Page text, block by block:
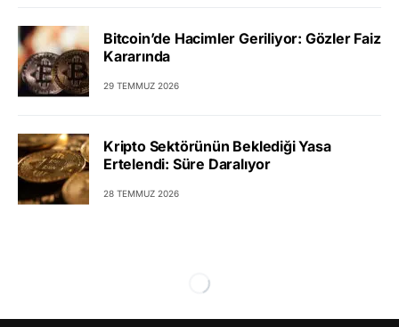
Bitcoin’de Hacimler Geriliyor: Gözler Faiz
Kararında
29 TEMMUZ 2026
Kripto Sektörünün Beklediği Yasa
Ertelendi: Süre Daralıyor
28 TEMMUZ 2026